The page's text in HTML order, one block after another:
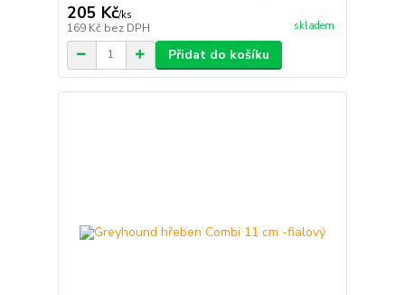
205 Kč/ks
169 Kč bez DPH skladem
Přidat do košíku